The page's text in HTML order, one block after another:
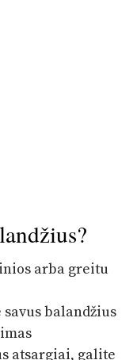
arba greitu
savus balandžius
atsargiai, galite